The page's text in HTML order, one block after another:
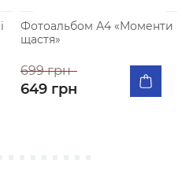
Фотоальбом А4 «Моменти
щастя»
699 грн
649 грн